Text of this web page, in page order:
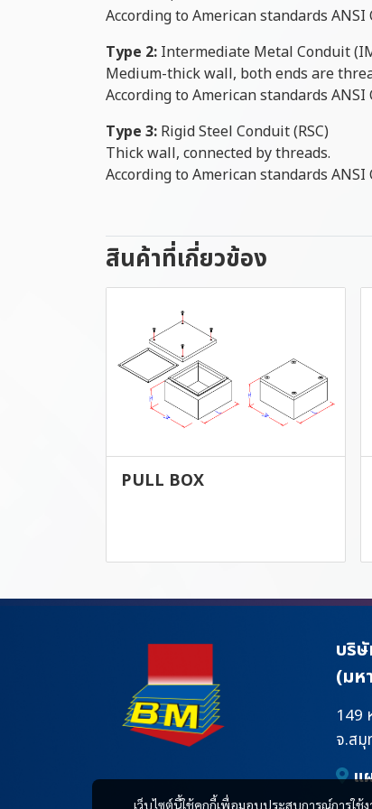
According to American standards ANSI
Type 2: Intermediate Metal Conduit
Medium-thick wall, both ends are
According to American standards ANSI
Type 3: Rigid Steel Conduit (RSC)
Thick wall, connected by threads.
According to American standards ANSI
สินค้าที่เกี่ยวข้อง
PULL BOX
เว็บไซต์นี้ใช้คุกกี้เพื่อมอบประสบการณ์การใช้
บริ
(มห
149
จ.สมุ
แ